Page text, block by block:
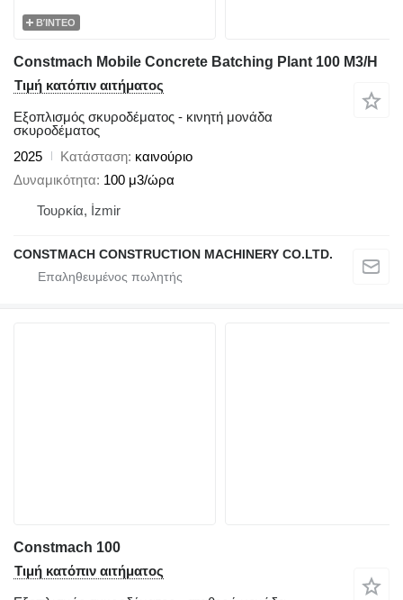
ΒΊΝΤΕΟ
Constmach Mobile Concrete Batching Plant 100 M3/H
Τιμή κατόπιν αιτήματος
Εξοπλισμός σκυροδέματος - κινητή μονάδα
σκυροδέματος
2025
Κατάσταση καινούριο
Δυναμικότητα 100 μ3/ώρα
Τουρκία, İzmir
CONSTMACH CONSTRUCTION MACHINERY CO.LTD.
Constmach 100
Τιμή κατόπιν αιτήματος